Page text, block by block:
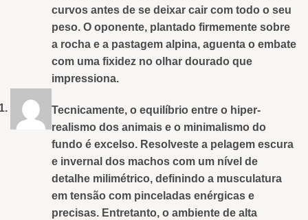
curvos antes de se deixar cair com todo o seu
peso. O oponente, plantado firmemente sobre
a rocha e a pastagem alpina, aguenta o embate
com uma fixidez no olhar dourado que
impressiona.
Tecnicamente, o equilíbrio entre o hiper-
realismo dos animais e o minimalismo do
fundo é excelso. Resolveste a pelagem escura
e invernal dos machos com um nível de
detalhe milimétrico, definindo a musculatura
em tensão com pinceladas enérgicas e
precisas. Entretanto, o ambiente de alta